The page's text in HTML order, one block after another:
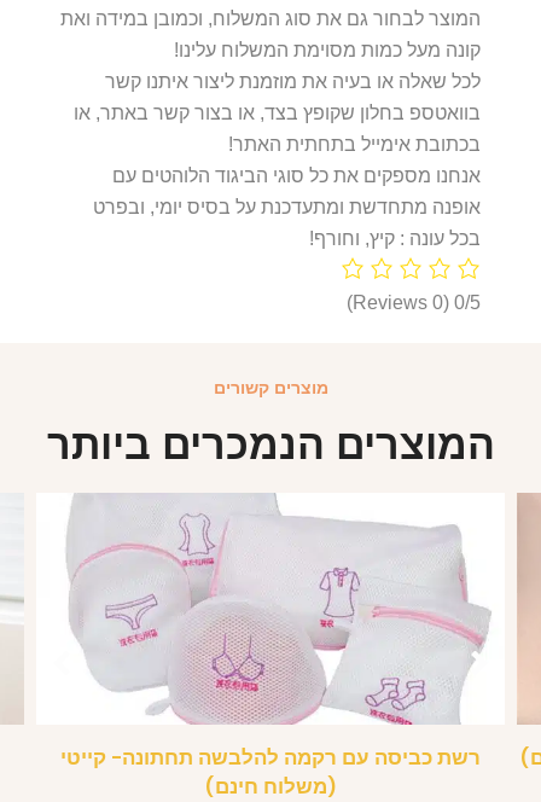
המוצר לבחור גם את סוג המשלוח, וכמובן במידה ואת
קונה מעל כמות מסוימת המשלוח עלינו!
לכל שאלה או בעיה את מוזמנת ליצור איתנו קשר
בוואטספ בחלון שקופץ בצד, או בצור קשר באתר, או
בכתובת אימייל בתחתית האתר!
אנחנו מספקים את כל סוגי הביגוד הלוהטים עם
אופנה מתחדשת ומתעדכנת על בסיס יומי, ובפרט
בכל עונה : קיץ, וחורף!
0/5
(0 Reviews)
מוצרים קשורים
המוצרים הנמכרים ביותר
רשת כביסה עם רקמה להלבשה תחתונה- קייטי
(משלוח חינם)